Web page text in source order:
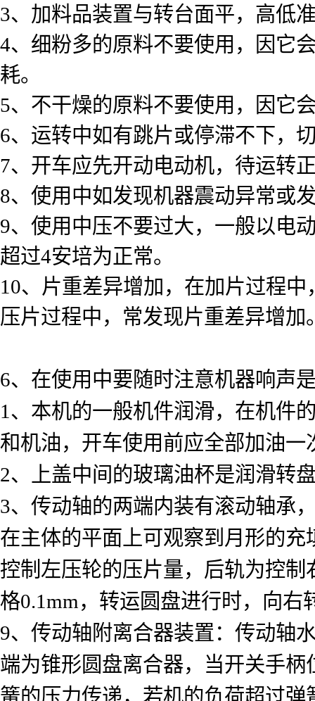
3、加料品装置与转台面平，高低
4、细粉多的原料不要使用，因它
耗。
5、不干燥的原料不要使用，因它
6、运转中如有跳片或停滞不下，
7、开车应先开动电动机，待运转
8、使用中如发现机器震动异常或
9、使用中压不要过大，一般以电
超过4安培为正常。
10、片重差异增加，在加片过程
压片过程中，常发现片重差异增加
6、在使用中要随时注意机器响声
1、本机的一般机件润滑，在机件
和机油，开车使用前应全部加油
2、上盖中间的玻璃油杯是润滑转
3、传动轴的两端内装有滚动轴承
在主体的平面上可观察到月形的
控制左压轮的压片量，后轨为控
格0.1mm，转运圆盘进行时，向右
9、传动轴附离合器装置：传动轴
端为锥形圆盘离合器，当开关手
簧的压力传递，若机的负荷超过